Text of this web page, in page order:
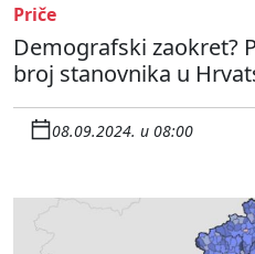
Priče
Demografski zaokret?
broj stanovnika u
08.09.2024. u 08:00